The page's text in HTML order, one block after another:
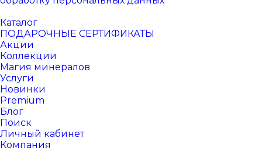
Каталог
ПОДАРОЧНЫЕ СЕРТИФИКАТЫ
Акции
Коллекции
Магия минералов
Услуги
Новинки
Premium
Блог
Поиск
Личный кабинет
Компания